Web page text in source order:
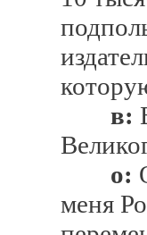
в:
о:
меня